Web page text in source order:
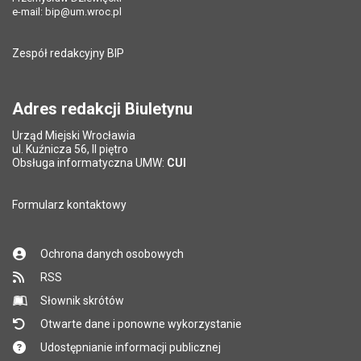
Data ostatniej aktualizacji:
Adres e-mail znajomego
Pytanie antyspamowe
*
Pole wymagane
e-mail: bip@um.wroc.pl
Zespół redakcyjny BIP
Adres redakcji Biuletynu
Urząd Miejski Wrocławia
ul. Kuźnicza 56, II piętro
Obsługa informatyczna UMW: CUI
Formularz kontaktowy
Ochrona danych osobowych
RSS
Słownik skrótów
Otwarte dane i ponowne wykorzystanie
Udostępnianie informacji publicznej